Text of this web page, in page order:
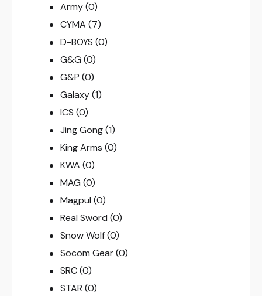
Army (0)
CYMA (7)
D-BOYS (0)
G&G (0)
G&P (0)
Galaxy (1)
ICS (0)
Jing Gong (1)
King Arms (0)
KWA (0)
MAG (0)
Magpul (0)
Real Sword (0)
Snow Wolf (0)
Socom Gear (0)
SRC (0)
STAR (0)